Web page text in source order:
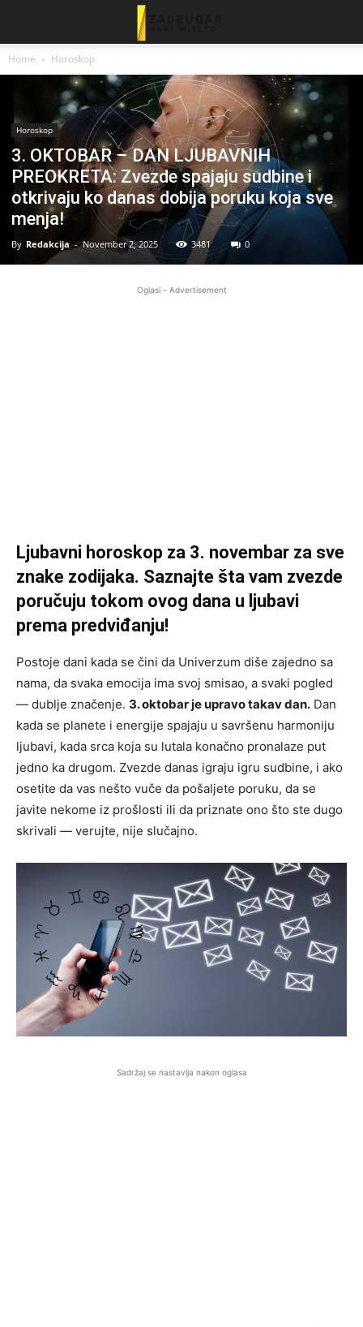
Home Horoskop
Horoskop
3. OKTOBAR – DAN LJUBAVNIH
PREOKRETA: Zvezde spajaju sudbine i
otkrivaju ko danas dobija poruku koja sve
menja!
By Redakcija - November 2, 2025 3481 0
Oglasi - Advertisement
Ljubavni horoskop za 3. novembar za sve
znake zodijaka. Saznajte šta vam zvezde
poručuju tokom ovog dana u ljubavi
prema predviđanju!
Postoje dani kada se čini da Univerzum diše zajedno sa
nama, da svaka emocija ima svoj smisao, a svaki pogled
— dublje značenje. 3. oktobar je upravo takav dan. Dan
kada se planete i energije spajaju u savršenu harmoniju
ljubavi, kada srca koja su lutala konačno pronalaze put
jedno ka drugom. Zvezde danas igraju igru sudbine, i ako
osetite da vas nešto vuče da pošaljete poruku, da se
javite nekome iz prošlosti ili da priznate ono što ste dugo
skrivali — verujte, nije slučajno.
Sadržaj se nastavlja nakon oglasa